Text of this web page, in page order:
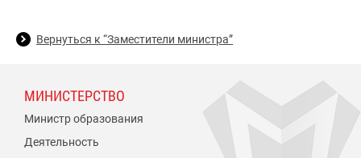
Вернуться к “Заместители министра”
МИНИСТЕРСТВО
Министр образования
Деятельность